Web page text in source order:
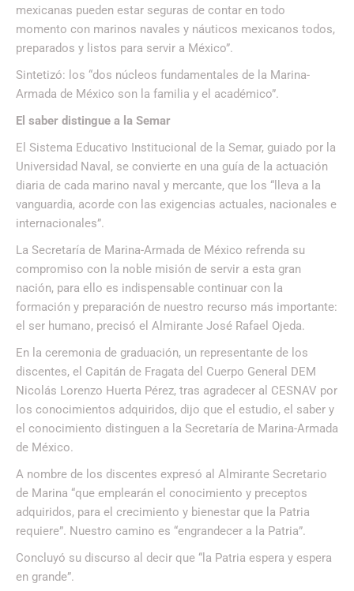
mexicanas pueden estar seguras de contar en todo
momento con marinos navales y náuticos mexicanos todos,
preparados y listos para servir a México”.
Sintetizó: los “dos núcleos fundamentales de la Marina-
Armada de México son la familia y el académico”.
El saber distingue a la Semar
El Sistema Educativo Institucional de la Semar, guiado por la
Universidad Naval, se convierte en una guía de la actuación
diaria de cada marino naval y mercante, que los “lleva a la
vanguardia, acorde con las exigencias actuales, nacionales e
internacionales”.
La Secretaría de Marina-Armada de México refrenda su
compromiso con la noble misión de servir a esta gran
nación, para ello es indispensable continuar con la
formación y preparación de nuestro recurso más importante:
el ser humano, precisó el Almirante José Rafael Ojeda.
En la ceremonia de graduación, un representante de los
discentes, el Capitán de Fragata del Cuerpo General DEM
Nicolás Lorenzo Huerta Pérez, tras agradecer al CESNAV por
los conocimientos adquiridos, dijo que el estudio, el saber y
el conocimiento distinguen a la Secretaría de Marina-Armada
de México.
A nombre de los discentes expresó al Almirante Secretario
de Marina “que emplearán el conocimiento y preceptos
adquiridos, para el crecimiento y bienestar que la Patria
requiere”. Nuestro camino es “engrandecer a la Patria”.
Concluyó su discurso al decir que “la Patria espera y espera
en grande”.